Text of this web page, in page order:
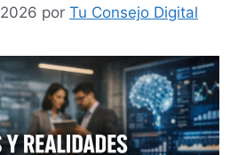
por Tu Consejo Digital